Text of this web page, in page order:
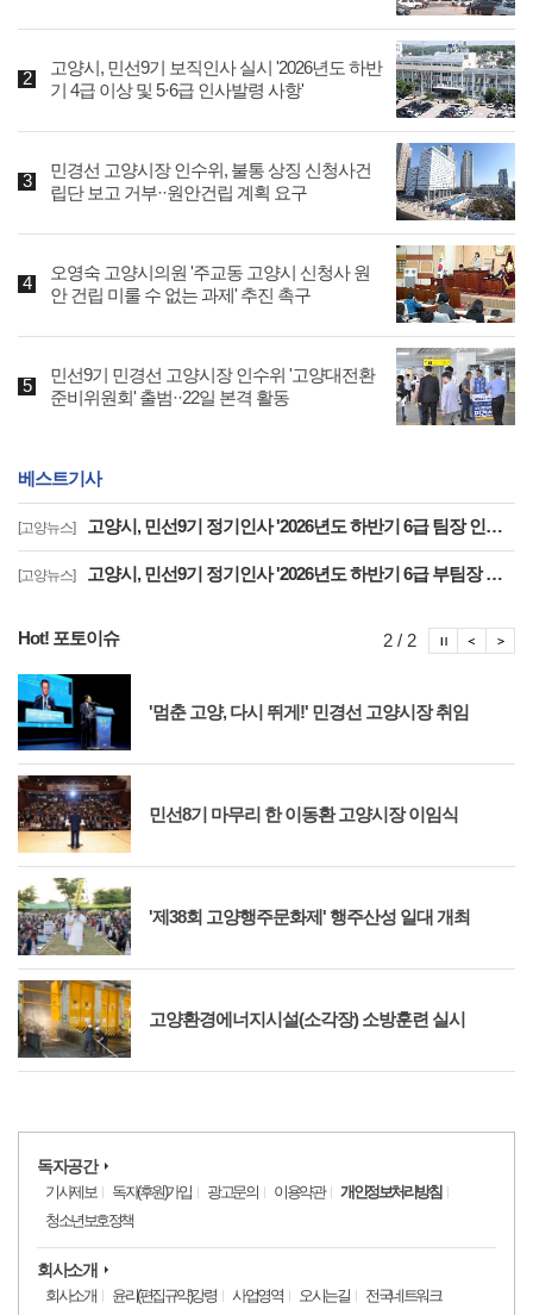
고양시, 민선9기 보직인사 실시 '2026년도 하반
기 4급 이상 및 5·6급 인사발령 사항'
민경선 고양시장 인수위, 불통 상징 신청사건
립단 보고 거부··원안건립 계획 요구
오영숙 고양시의원 '주교동 고양시 신청사 원
안 건립 미룰 수 없는 과제' 추진 촉구
민선9기 민경선 고양시장 인수위 '고양대전환
준비위원회' 출범··22일 본격 활동
베스트기사
[고양뉴스] 고양시, 민선9기 정기인사 '2026년도 하반기 6급 팀장 인사발령 사항'
[고양뉴스] 고양시, 민선9기 정기인사 '2026년도 하반기 6급 부팀장 이하 인사발령 사항'
Hot! 포토이슈
'멈춘 고양, 다시 뛰게!' 민경선 고양시장 취임
민선8기 마무리 한 이동환 고양시장 이임식
'제38회 고양행주문화제' 행주산성 일대 개최
고양환경에너지시설(소각장) 소방훈련 실시
2 / 2 포
포토이
독자공간
기사제보 독자(후원)가입 광고문의 이용약관
개인정보처리방침
청소년보호정책
회사소개
회사소개 윤리(편집규약)강령 사업영역 오시는길 전국네트워크